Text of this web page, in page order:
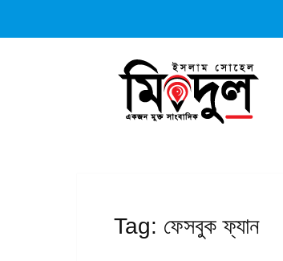
Tag: ফেসবুক ফ্যান